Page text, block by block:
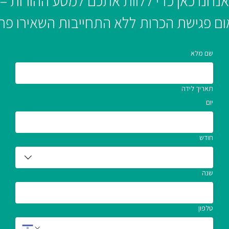
פגישת הכרות ללא התחייבות השאירו
שם מלא
תאריך לידה
יום
חודש
שנה
טלפון